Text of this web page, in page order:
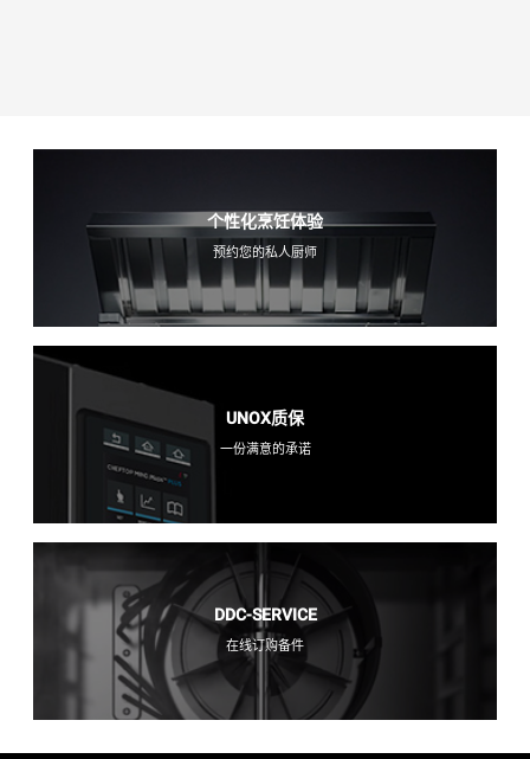
个性化烹饪体验
预约您的私人厨师
UNOX质保
一份满意的承诺
DDC-SERVICE
在线订购备件